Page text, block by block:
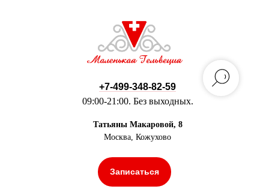
+7-499-348-82-59
09:00-21:00. Без выходных.
Татьяны Макаровой, 8
Москва, Кожухово
Записаться